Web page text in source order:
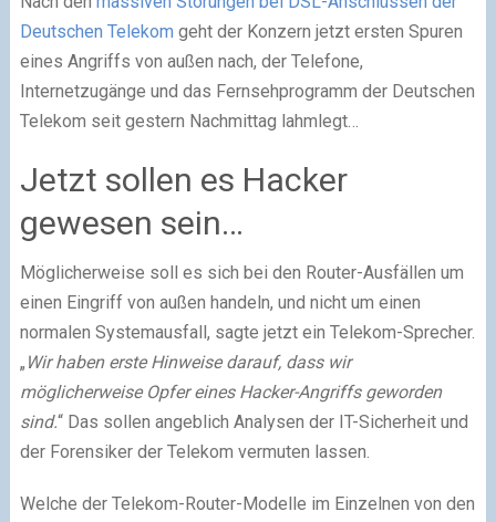
Deutschen Telekom geht der Konzern jetzt ersten Spuren
eines Angriffs von außen nach, der Telefone,
Internetzugänge und das Fernsehprogramm der Deutschen
Telekom seit gestern Nachmittag lahmlegt…
Jetzt sollen es Hacker
gewesen sein…
Möglicherweise soll es sich bei den Router-Ausfällen um
einen Eingriff von außen handeln, und nicht um einen
normalen Systemausfall, sagte jetzt ein Telekom-Sprecher.
„ Wir haben erste Hinweise darauf, dass wir
möglicherweise Opfer eines Hacker-Angriffs geworden
sind.“ Das sollen angeblich Analysen der IT-Sicherheit und
der Forensiker der Telekom vermuten lassen.
Welche der Telekom-Router-Modelle im Einzelnen von den